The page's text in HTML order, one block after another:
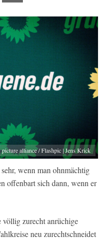
picture alliance / Flashpic | Jens Krick
wenn man ohnmächtig
offenbart sich dann, wenn er
völlig zurecht anrüchige
neu zurechtschneidet